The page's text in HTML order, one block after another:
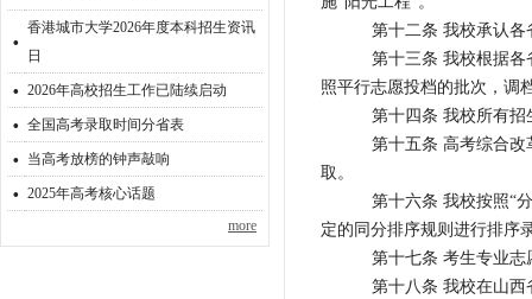
· 香港城市大学2026年度本科招生资讯
日
· 2026年高校招生工作已陆续启动
· 全国高考录取时间分省表
· 当高考放榜的钟声敲响
· 2025年高考核心话题
more
第十二条 我校承认
第十三条 我校根据各
照平行志愿投档的批次，调
第十四条 我校所有
第十五条 高考综合
取。
第十六条 我校按照“
定的同分排序规则进行排序
第十七条 考生专业
第十八条 我校在山